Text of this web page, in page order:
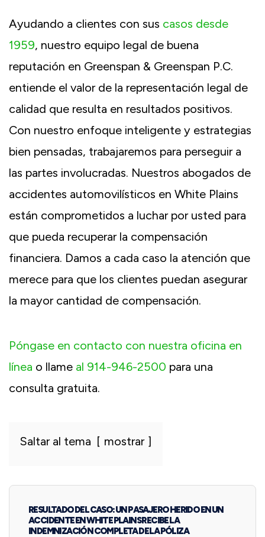
Ayudando a clientes con sus casos desde
1959, nuestro equipo legal de buena
reputación en Greenspan & Greenspan P.C.
entiende el valor de la representación legal de
calidad que resulta en resultados positivos.
Con nuestro enfoque inteligente y estrategias
bien pensadas, trabajaremos para perseguir a
las partes involucradas. Nuestros abogados de
accidentes automovilísticos en White Plains
están comprometidos a luchar por usted para
que pueda recuperar la compensación
financiera. Damos a cada caso la atención que
merece para que los clientes puedan asegurar
la mayor cantidad de compensación.
Póngase en contacto con nuestra oficina en
línea o llame al 914-946-2500 para una
consulta gratuita.
Saltar al tema mostrar
RESULTADO DEL CASO: UN PASAJERO HERIDO EN UN
ACCIDENTE EN WHITE PLAINS RECIBE LA
INDEMNIZACIÓN COMPLETA DE LA PÓLIZA